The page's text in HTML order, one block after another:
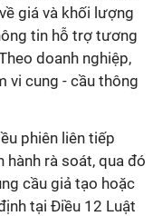
giá và khối lượng
tin hỗ trợ tương
doanh nghiệp,
vi cung - cầu thông
phiên liên tiếp
hành rà soát, qua đó
cầu giả tạo hoặc
tại Điều 12 Luật